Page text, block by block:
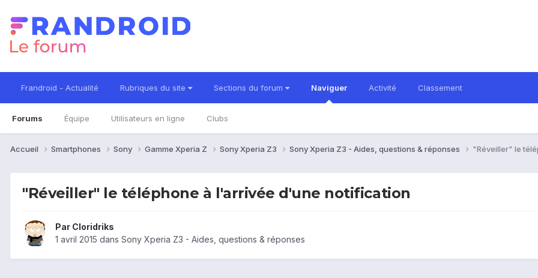
Frandroid - Actualité Rubriques du site Sections du forum Naviguer
Forums Équipe Utilisateurs en ligne Clubs
Activité Classement
Accueil Smartphones Sony Gamme Xperia Z Sony Xperia Z3 Sony Xperia Z3 - Aides, questions & réponses "Réveiller" le
"Réveiller" le téléphone à l'arrivée d'une notification
Par Cloridriks
1 avril 2015 dans Sony Xperia Z3 - Aides, questions & réponses